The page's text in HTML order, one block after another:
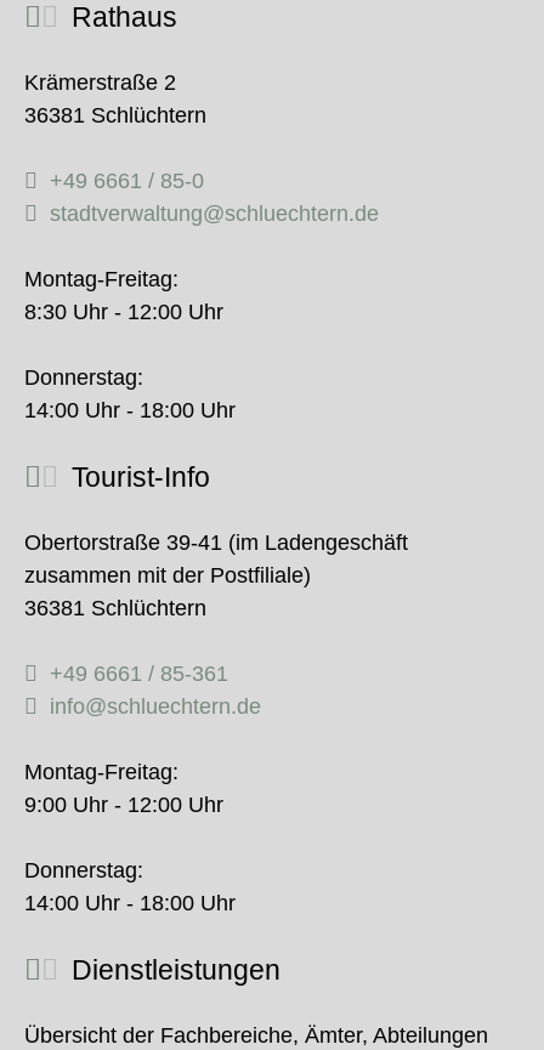
Rathaus
Krämerstraße 2
36381 Schlüchtern
+49 6661 / 85-0
stadtverwaltung@schluechtern.de
Montag-Freitag:
8:30 Uhr - 12:00 Uhr
Donnerstag:
14:00 Uhr - 18:00 Uhr
Tourist-Info
Obertorstraße 39-41 (im Ladengeschäft
zusammen mit der Postfiliale)
36381 Schlüchtern
+49 6661 / 85-361
info@schluechtern.de
Montag-Freitag:
9:00 Uhr - 12:00 Uhr
Donnerstag:
14:00 Uhr - 18:00 Uhr
Dienstleistungen
Übersicht der Fachbereiche, Ämter, Abteilungen